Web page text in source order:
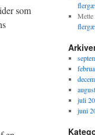
som
Mette
juli
juni